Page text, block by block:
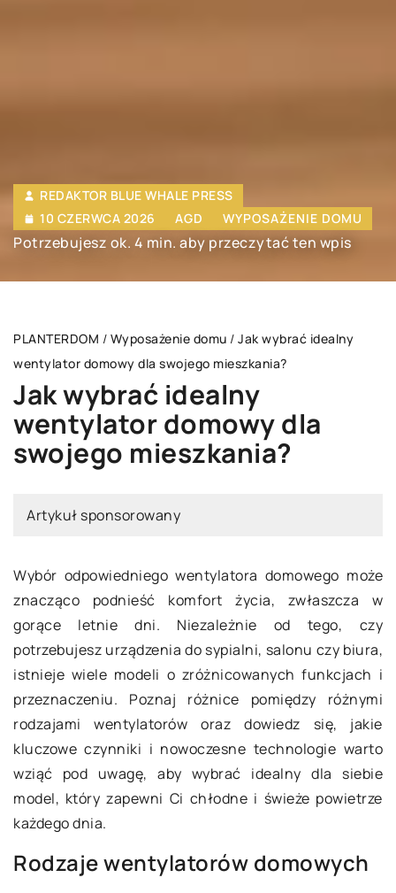
REDAKTOR BLUE WHALE PRESS
10 CZERWCA 2026
AGD WYPOSAŻENIE DOMU
Potrzebujesz ok. 4 min. aby przeczytać ten wpis
PLANTERDOM / Wyposażenie domu / Jak wybrać idealny
wentylator domowy dla swojego mieszkania?
Jak wybrać idealny
wentylator domowy dla
swojego mieszkania?
Artykuł sponsorowany
Wybór odpowiedniego wentylatora domowego może
znacząco podnieść komfort życia, zwłaszcza w
gorące letnie dni. Niezależnie od tego, czy
potrzebujesz urządzenia do sypialni, salonu czy biura,
istnieje wiele modeli o zróżnicowanych funkcjach i
przeznaczeniu. Poznaj różnice pomiędzy różnymi
rodzajami wentylatorów oraz dowiedz się, jakie
kluczowe czynniki i nowoczesne technologie warto
wziąć pod uwagę, aby wybrać idealny dla siebie
model, który zapewni Ci chłodne i świeże powietrze
każdego dnia.
Rodzaje wentylatorów domowych